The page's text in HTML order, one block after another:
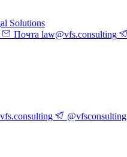
Solutions
Почта law@vfs.consulting
@vfsconsulting